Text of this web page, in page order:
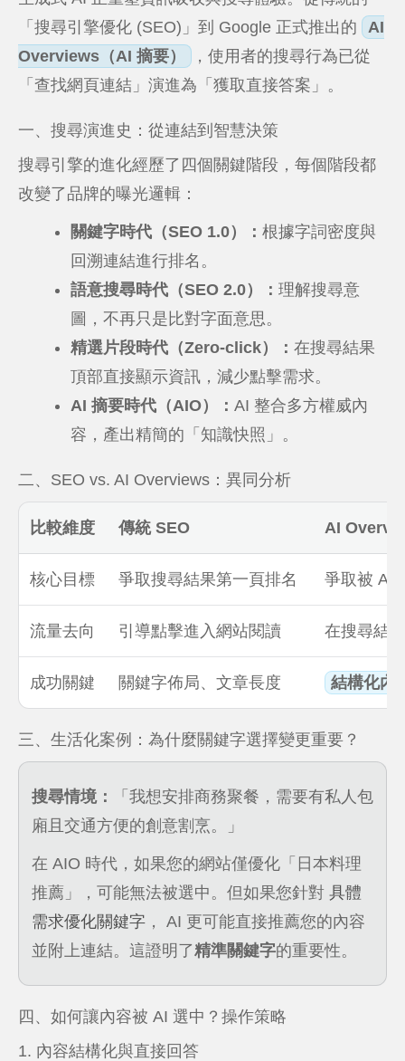
「搜尋引擎優化 (SEO)」到 Google 正式推出的
AI
Overviews（AI 摘要）
，使用者的搜尋行為已從
「查找網頁連結」演進為「獲取直接答案」。
一、搜尋演進史：從連結到智慧決策
搜尋引擎的進化經歷了四個關鍵階段，每個階段都
改變了品牌的曝光邏輯：
關鍵字時代（SEO 1.0）： 根據字詞密度與
回溯連結進行排名。
語意搜尋時代（SEO 2.0）： 理解搜尋意
圖，不再只是比對字面意思。
精選片段時代（Zero-click）： 在搜尋結果
頂部直接顯示資訊，減少點擊需求。
AI 摘要時代（AIO）： AI 整合多方權威內
容，產出精簡的「知識快照」。
二、SEO vs. AI Overviews：異同分析
比較維度 傳統 SEO AI
核心目標 爭取搜尋結果第一頁排名 爭取被 AI
流量去向 引導點擊進入網站閱讀 在搜尋結
成功關鍵 關鍵字佈局、文章長度 結構化內
三、生活化案例：為什麼關鍵字選擇變更重要？
搜尋情境：
「我想安排商務聚餐，需要有私人包
廂且交通方便的創意割烹。」
在 AIO 時代，如果您的網站僅優化「日本料理
推薦」，可能無法被選中。但如果您針對 具體
需求優化關鍵字 ， AI 更可能直接推薦您的內容
並附上連結。這證明了精準關鍵字的重要性。
四、如何讓內容被 AI 選中？操作策略
1. 內容結構化與直接回答